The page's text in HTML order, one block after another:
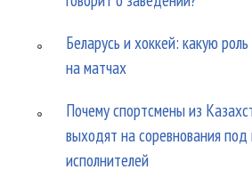
Беларусь и хоккей: какую
на матчах
Почему спортсмены из
выходят на соревнования
исполнителей